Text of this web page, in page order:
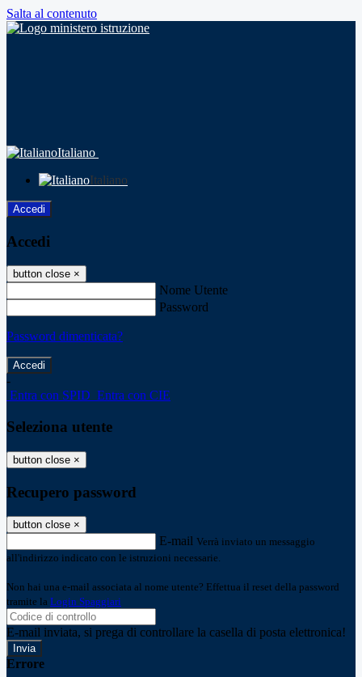
Salta al contenuto
Italiano
Italiano
Accedi
Accedi
button close ×
Nome Utente
Password
Password dimenticata?
-
Entra con SPID Entra con CIE
Seleziona utente
button close ×
Recupero password
button close ×
E-mail Verrà inviato un messaggio
all'indirizzo indicato con le istruzioni necessarie.
Non hai una e-mail associata al nome utente? Effettua il reset della password
tramite la Login Spaggiari
E-mail inviata, si prega di controllare la casella di posta elettronica!
Errore